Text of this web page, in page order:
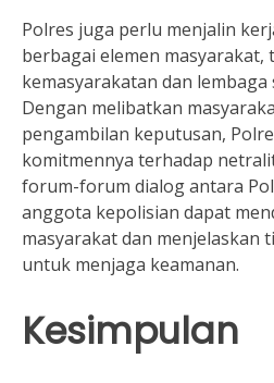
Polres juga perlu menjalin
berbagai elemen masyarakat,
kemasyarakatan dan lembaga
Dengan melibatkan
pengambilan keputusan,
komitmennya terhadap
forum-forum dialog antara
anggota kepolisian dapat
masyarakat dan menjelaskan
untuk menjaga keamanan.
Kesimpulan